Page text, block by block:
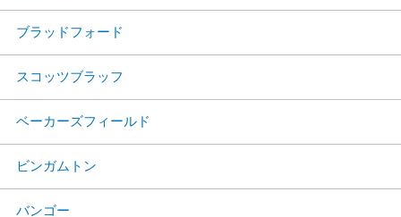
ブラッドフォード
スコッツブラッフ
ベーカーズフィールド
ビンガムトン
バンゴー